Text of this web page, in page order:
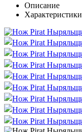
Описание
Характеристики